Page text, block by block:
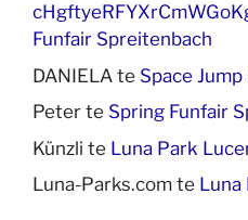
Funfair Spreitenbach
DANIELA te Space
Peter te Spring Funfair
Künzli te Luna Park
Luna-Parks.com te Luna